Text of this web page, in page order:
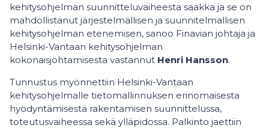
kehitysohjelman suunnitteluvaiheesta saakka ja se on
mahdollistanut järjestelmällisen ja suunnitelmallisen
kehitysohjelman etenemisen, sanoo Finavian johtaja ja
Helsinki-Vantaan kehitysohjelman
kokonaisjohtamisesta vastannut Henri Hansson.
Tunnustus myönnettiin Helsinki-Vantaan
kehitysohjelmalle tietomallinnuksen erinomaisesta
hyödyntämisestä rakentamisen suunnittelussa,
toteutusvaiheessa sekä ylläpidossa. Palkinto jaettiin